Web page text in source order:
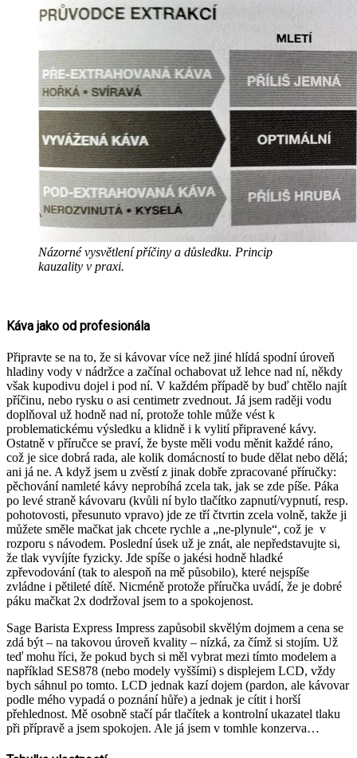
Názorné vysvětlení příčiny a důsledku. Princip
kauzality v praxi.
Káva jako od profesionála
Připravte se na to, že si kávovar více než jiné hlídá spodní úroveň
hladiny vody v nádržce a začínal ochabovat už lehce nad ní, někdy
však kupodivu dojel i pod ní. V každém případě by buď chtělo najít
příčinu, nebo rysku o asi centimetr zvednout. Já jsem raději vodu
doplňoval už hodně nad ní, protože tohle může vést k
problematickému výsledku a klidně i k vylití připravené kávy.
Ostatně v příručce se praví, že byste měli vodu měnit každé ráno,
což je sice dobrá rada, ale kolik domácností to bude dělat nebo dělá;
ani já ne. A když jsem u zvěstí z jinak dobře zpracované příručky:
pěchování namleté kávy neprobíhá zcela tak, jak se zde píše. Páka
po levé straně kávovaru (kvůli ní bylo tlačítko zapnutí/vypnutí, resp.
pohotovosti, přesunuto vpravo) jde ze tří čtvrtin zcela volně, takže ji
můžete směle mačkat jak chcete rychle a „ne-plynule“, což je v
rozporu s návodem. Poslední úsek už je znát, ale nepředstavujte si,
že tlak vyvíjíte fyzicky. Jde spíše o jakési hodně hladké
zpřevodování (tak to alespoň na mě působilo), které nejspíše
zvládne i pětileté dítě. Nicméně protože příručka uvádí, že je dobré
páku mačkat 2x dodržoval jsem to a spokojenost.
Sage Barista Express Impress zapůsobil skvělým dojmem a cena se
zdá být – na takovou úroveň kvality – nízká, za čímž si stojím. Už
teď mohu říci, že pokud bych si měl vybrat mezi tímto modelem a
například SES878 (nebo modely vyššími) s displejem LCD, vždy
bych sáhnul po tomto. LCD jednak kazí dojem (pardon, ale kávovar
podle mého vypadá o poznání hůře) a jednak je cítit i horší
přehlednost. Mě osobně stačí pár tlačítek a kontrolní ukazatel tlaku
při přípravě a jsem spokojen. Ale já jsem v tomhle konzerva…